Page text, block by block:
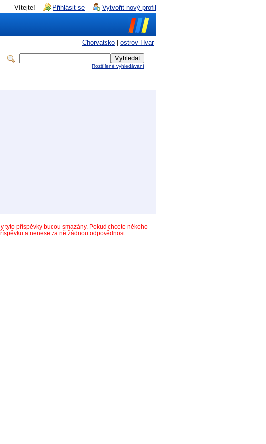
Vítejte! Přihlásit se Vytvořit nový profil
Chorvatsko ostrov Hvar
Rozšířené vyhledávání
tyto příspěvky budou smazány. Pokud chcete někoho
a nenese za ně žádnou odpovědnost.